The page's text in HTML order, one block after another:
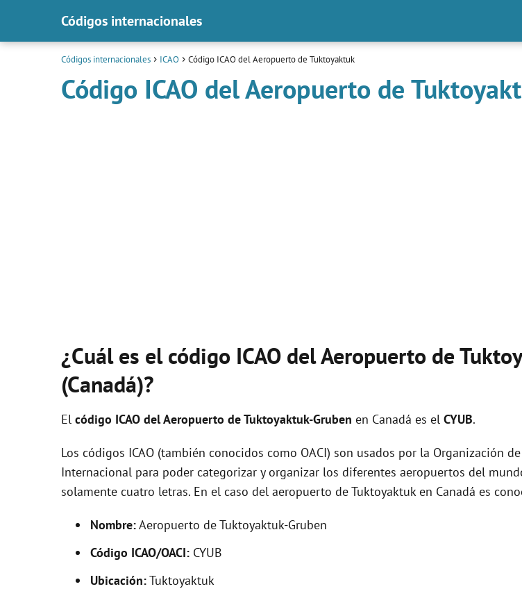
Códigos internacionales
Códigos internacionales ICAO Código ICAO del Aeropuerto de Tuktoyaktuk
Código ICAO del Aeropuerto de
¿Cuál es el código ICAO del Aeropuerto de
(Canadá)?
El código ICAO delAeropuerto de Tuktoyaktuk-Gruben en Canadá es el CYUB.
Los códigos ICAO (también conocidos como OACI) son usados por la Organización
Internacional para poder categorizar y organizar los diferentes aeropuertos del
solamente cuatro letras. En el caso del aeropuerto de Tuktoyaktuk en Canadá es
Nombre:Aeropuerto de Tuktoyaktuk-Gruben
Código ICAO/OACI: CYUB
Ubicación:Tuktoyaktuk